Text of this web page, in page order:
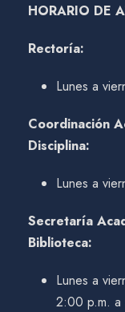
HORARIO DE
Rectoría:
Lunes a
Coordinación
Disciplina:
Lunes a
Secretaría
Biblioteca:
Lunes a
2:00 p.m. a